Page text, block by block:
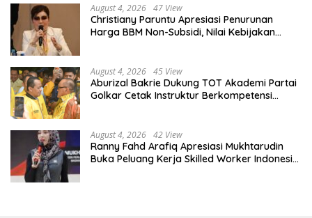
August 4, 2026 47 View
Christiany Paruntu Apresiasi Penurunan
Harga BBM Non-Subsidi, Nilai Kebijakan
August 4, 2026 45 View
Aburizal Bakrie Dukung TOT Akademi Partai
Golkar Cetak Instruktur Berkompetensi
August 4, 2026 42 View
Ranny Fahd Arafiq Apresiasi Mukhtarudin
Buka Peluang Kerja Skilled Worker Indonesia